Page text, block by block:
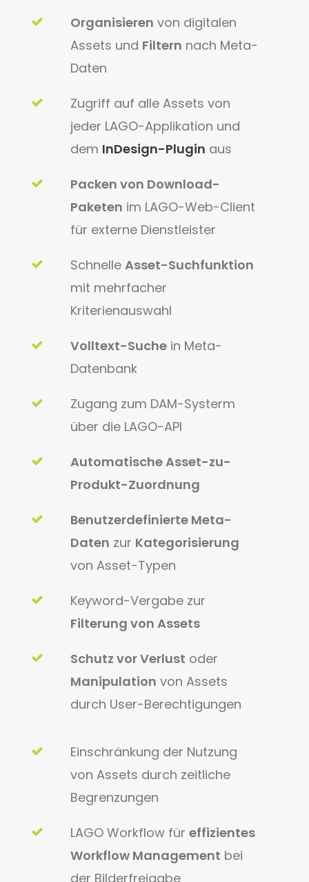
Organisieren von digitalen
Assets und Filtern nach Meta-
Daten
Zugriff auf alle Assets von
jeder LAGO-Applikation und
dem InDesign-Plugin aus
Packen von Download-
Paketen im LAGO-Web-Client
für externe Dienstleister
Schnelle Asset-Suchfunktion
mit mehrfacher
Kriterienauswahl
Volltext-Suche in Meta-
Datenbank
Zugang zum DAM-Systerm
über die LAGO-API
Automatische Asset-zu-
Produkt-Zuordnung
Benutzerdefinierte Meta-
Daten zur Kategorisierung
von Asset-Typen
Keyword-Vergabe zur
Filterung von Assets
Schutz vor Verlust oder
Manipulation von Assets
durch User-Berechtigungen
Einschränkung der Nutzung
von Assets durch zeitliche
Begrenzungen
LAGO Workflow für effizientes
Workflow Management bei
der Bilderfreigabe